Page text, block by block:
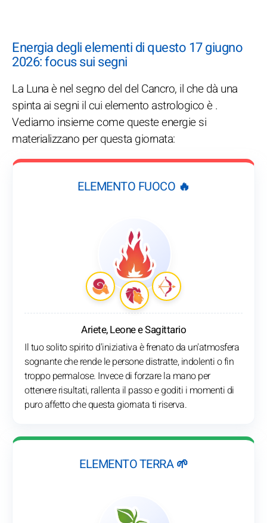
Energia degli elementi di questo 17 giugno
2026: focus sui segni
La Luna è nel segno del del Cancro, il che dà una
spinta ai segni il cui elemento astrologico è .
Vediamo insieme come queste energie si
materializzano per questa giornata:
ELEMENTO FUOCO 🔥
Ariete, Leone e Sagittario
Il tuo solito spirito d'iniziativa è frenato da un'atmosfera
sognante che rende le persone distratte, indolenti o fin
troppo permalose. Invece di forzare la mano per
ottenere risultati, rallenta il passo e goditi i momenti di
puro affetto che questa giornata ti riserva.
ELEMENTO TERRA 🌱